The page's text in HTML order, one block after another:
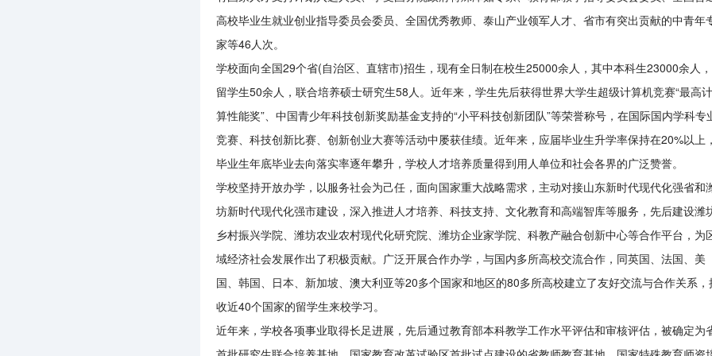
高校毕业生就业创业指导委员会委员、全国优秀教师、泰山产业领军人才、省市有突出贡献的中青年
家等46人次。
学校面向全国29个省(自治区、直辖市)招生，现有全日制在校生25000余人，其中本科生23000余人，
留学生50余人，联合培养硕士研究生58人。近年来，学生先后获得世界大学生超级计算机竞赛“最高计
算性能奖”、中国青少年科技创新奖励基金支持的“小平科技创新团队”等荣誉称号，在国际国内学科专
竞赛、科技创新比赛、创新创业大赛等活动中屡获佳绩。近年来，应届毕业生升学率保持在20%以上，
毕业生年底毕业去向落实率逐年攀升，学校人才培养质量得到用人单位和社会各界的广泛赞誉。
学校坚持开放办学，以服务社会为己任，面向国家重大战略需求，主动对接山东新时代现代化强省和
坊新时代现代化强市建设，深入推进人才培养、科技支持、文化教育和高端智库等服务，先后建设潍
乡村振兴学院、潍坊农业农村现代化研究院、潍坊企业家学院、科教产融合创新中心等合作平台，为
域经济社会发展作出了积极贡献。广泛开展合作办学，与国内多所高校交流合作，同英国、法国、美
国、韩国、日本、新加坡、澳大利亚等20多个国家和地区的80多所高校建立了友好交流与合作关系，
收近40个国家的留学生来校学习。
近年来，学校各项事业取得长足进展，先后通过教育部本科教学工作水平评估和审核评估，被确定为